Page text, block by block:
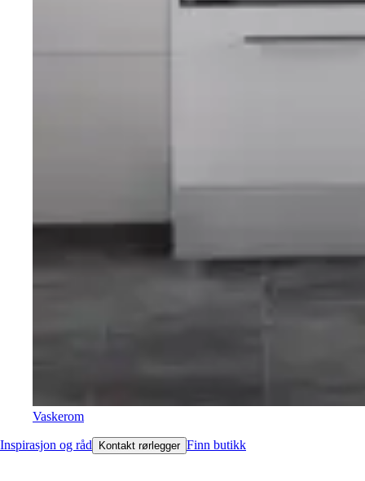
Vaskerom
Inspirasjon og råd Kontakt rørlegger Finn butikk